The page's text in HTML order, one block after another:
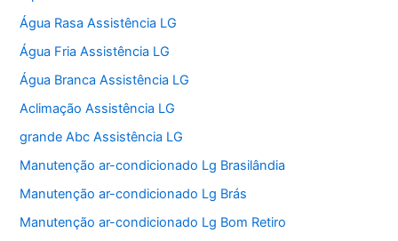
Água Rasa Assistência LG
Água Fria Assistência LG
Água Branca Assistência LG
Aclimação Assistência LG
grande Abc Assistência LG
Manutenção ar-condicionado Lg Brasilândia
Manutenção ar-condicionado Lg Brás
Manutenção ar-condicionado Lg Bom Retiro